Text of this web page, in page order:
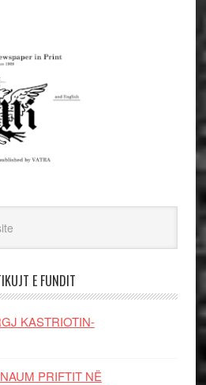
E FUNDIT
KASTRIOTIN-
PRIFTIT NË